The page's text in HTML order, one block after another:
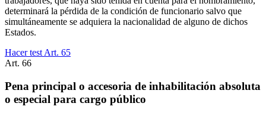
determinará la pérdida de la condición de funcionario salvo que
simultáneamente se adquiera la nacionalidad de alguno de dichos
Estados.
Hacer test Art. 65
Art. 66
Pena principal o accesoria de inhabilitación absoluta
o especial para cargo público